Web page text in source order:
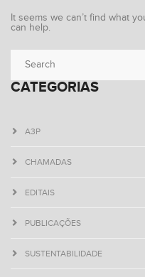
It seems we can’t find what
can help.
CATEGORIAS
A3P
CHAMADAS
EDITAIS
PUBLICAÇÕES
SUSTENTABILIDADE